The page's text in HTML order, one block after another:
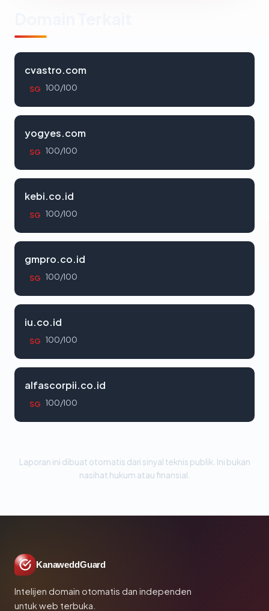
cvastro.com
SG 100/100
yogyes.com
SG 100/100
kebi.co.id
SG 100/100
gmpro.co.id
SG 100/100
iu.co.id
SG 100/100
alfascorpii.co.id
SG 100/100
Laporan ini dibuat otomatis dari sinyal teknis publik. Ini bukan
nasihat hukum atau finansial.
KanaweddGuard
Intelijen domain otomatis dan independen
untuk web terbuka.